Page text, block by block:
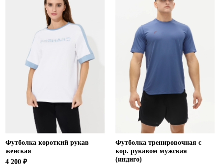
Футболка короткий рукав
женская
4 200 ₽
Футболка тренировочная с
кор. рукавом мужская
(индиго)